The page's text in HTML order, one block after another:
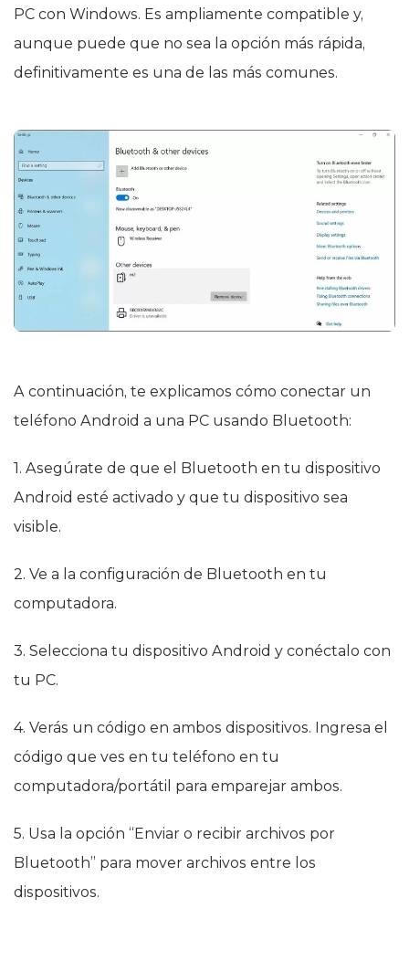
PC con Windows. Es ampliamente compatible y,
aunque puede que no sea la opción más rápida,
definitivamente es una de las más comunes.
A continuación, te explicamos cómo conectar un
teléfono Android a una PC usando Bluetooth:
1. Asegúrate de que el Bluetooth en tu dispositivo
Android esté activado y que tu dispositivo sea
visible.
2. Ve a la configuración de Bluetooth en tu
computadora.
3. Selecciona tu dispositivo Android y conéctalo con
tu PC.
4. Verás un código en ambos dispositivos. Ingresa el
código que ves en tu teléfono en tu
computadora/portátil para emparejar ambos.
5. Usa la opción “Enviar o recibir archivos por
Bluetooth” para mover archivos entre los
dispositivos.